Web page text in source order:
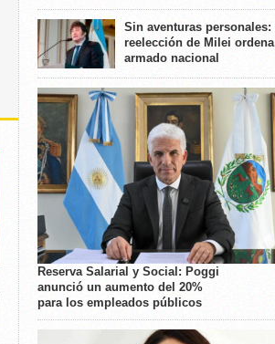
Sin aventuras personales:
reelección de Milei ordena
armado nacional
Reserva Salarial y Social: Poggi
anunció un aumento del 20%
para los empleados públicos